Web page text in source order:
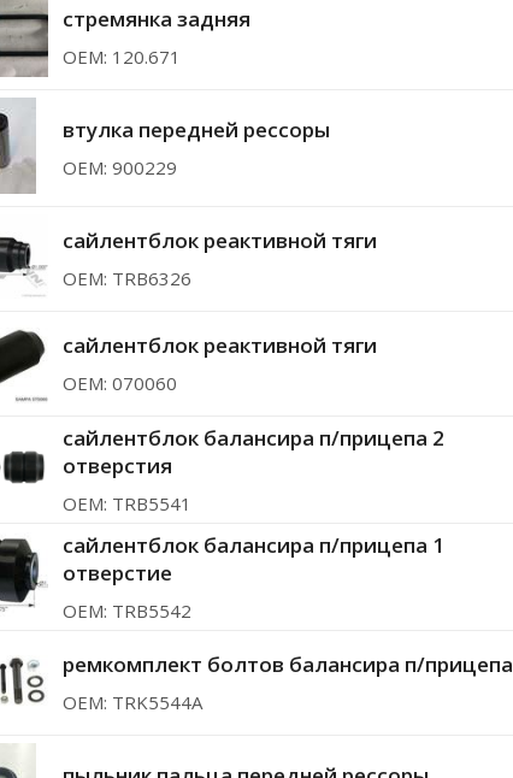
стремянка задняя
ОЕМ: 120.671
втулка передней рессоры
ОЕМ: 900229
сайлентблок реактивной тяги
ОЕМ: TRB6326
сайлентблок реактивной тяги
ОЕМ: 070060
сайлентблок балансира п/прицепа 2
отверстия
ОЕМ: TRB5541
сайлентблок балансира п/прицепа 1
отверстие
ОЕМ: TRB5542
ремкомплект болтов балансира п/прицепа
ОЕМ: TRK5544A